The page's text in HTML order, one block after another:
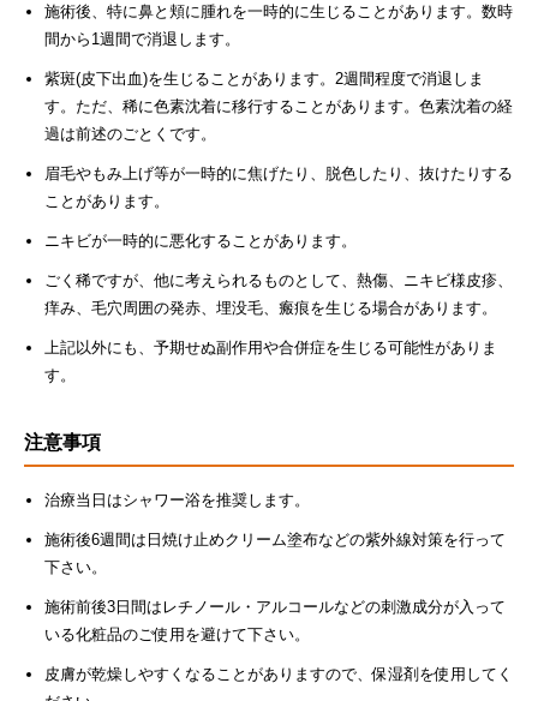
施術後、特に鼻と頬に腫れを一時的に生じることがあります。数時
間から1週間で消退します。
紫斑(皮下出血)を生じることがあります。2週間程度で消退しま
す。ただ、稀に色素沈着に移行することがあります。色素沈着の経
過は前述のごとくです。
眉毛やもみ上げ等が一時的に焦げたり、脱色したり、抜けたりする
ことがあります。
ニキビが一時的に悪化することがあります。
ごく稀ですが、他に考えられるものとして、熱傷、ニキビ様皮疹、
痒み、毛穴周囲の発赤、埋没毛、瘢痕を生じる場合があります。
上記以外にも、予期せぬ副作用や合併症を生じる可能性がありま
す。
注意事項
治療当日はシャワー浴を推奨します。
施術後6週間は日焼け止めクリーム塗布などの紫外線対策を行って
下さい。
施術前後3日間はレチノール・アルコールなどの刺激成分が入って
いる化粧品のご使用を避けて下さい。
皮膚が乾燥しやすくなることがありますので、保湿剤を使用してく